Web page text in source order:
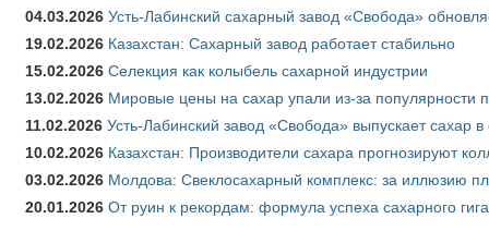
04.03.2026 Усть-Лабинский сахарный завод «Свобода»
19.02.2026 Казахстан: Сахарный завод работает стабильно
15.02.2026 Селекция как колыбель сахарной индустрии
13.02.2026 Мировые цены на сахар упали из-за популярности
11.02.2026 Усть-Лабинский завод «Свобода» выпускает сахар в
10.02.2026 Казахстан: Производители сахара прогнозируют
03.02.2026 Молдова: Свеклосахарный комплекс: за иллюзию
20.01.2026 От руин к рекордам: формула успеха сахарного